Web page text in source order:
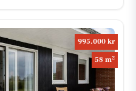
995.000 kr
58 m2